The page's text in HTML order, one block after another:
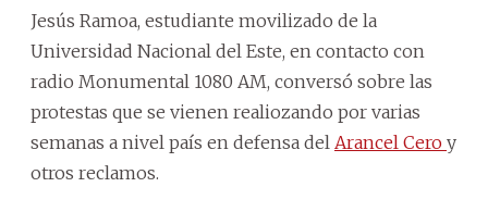
Jesús Ramoa, estudiante movilizado de la
Universidad Nacional del Este, en contacto con
radio Monumental 1080 AM, conversó sobre las
protestas que se vienen realiozando por varias
semanas a nivel país en defensa del Arancel Cero y
otros reclamos.